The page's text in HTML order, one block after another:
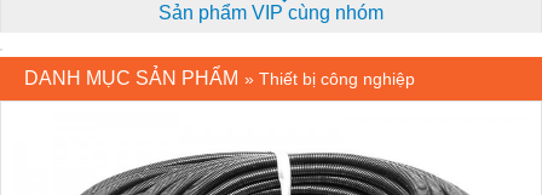
Sản phẩm VIP cùng nhóm
DANH MỤC SẢN PHẨM » Thiết bị công nghiệp